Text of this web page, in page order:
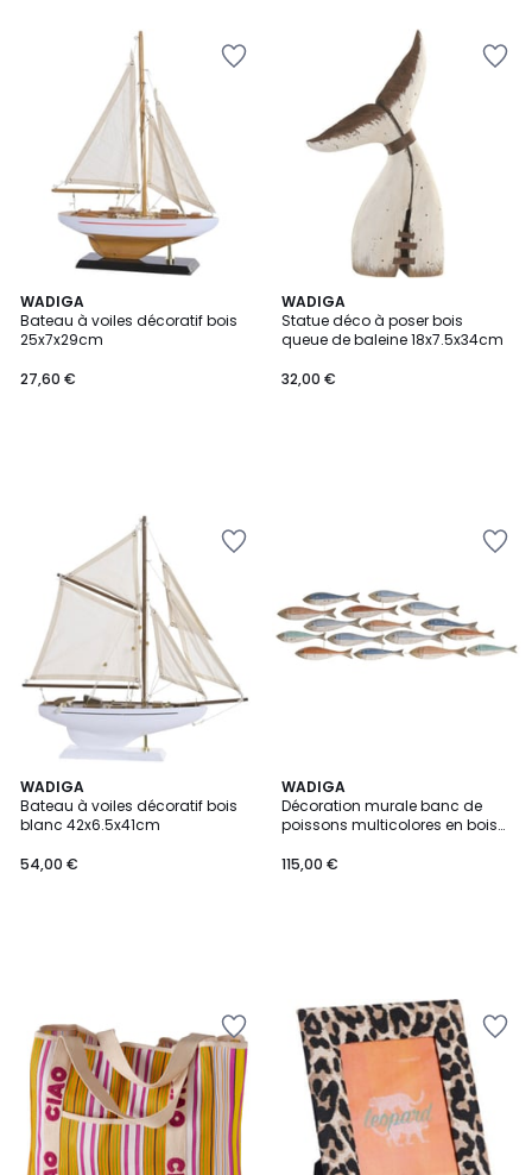
WADIGA
Bateau à voiles décoratif bois
25x7x29cm
27,60 €
WADIGA
Statue déco à poser bois
queue de baleine 18x7.5x34cm
32,00 €
WADIGA
Bateau à voiles décoratif bois
blanc 42x6.5x41cm
54,00 €
WADIGA
Décoration murale banc de
poissons multicolores en bois
115,00 €